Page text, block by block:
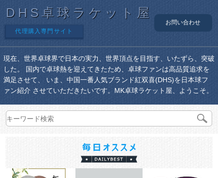
DHS卓球ラケット屋
代理購入専門サイト
お問い合わせ
現在、世界卓球界で日本の実力、世界頂点を目指す、いたずら、突破
した。 国内で卓球熱を迎えてきたため、卓球ファンは高品質追求を
満足させて、 いま、中国一番人気ブランド紅双喜(DHS)を日本球フ
ァン紹介 させていただきたいです。MK卓球ラケット屋、ようこそ。